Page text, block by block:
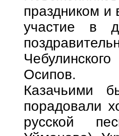
праздником и
участие в
Осипов.
Казачьими
порадовали
русской